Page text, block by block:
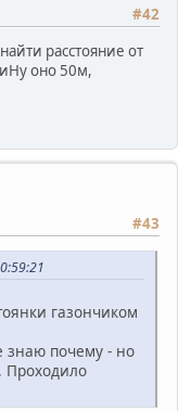
#42
расстояние от
оно 50м,
#43
газончиком
знаю почему - но
Проходило